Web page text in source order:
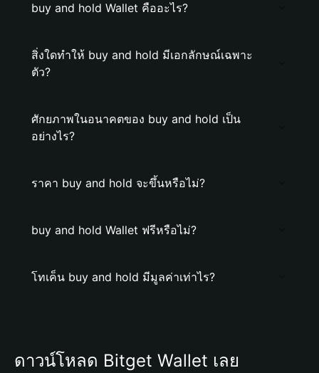
buy and hold Wallet คืออะไร?
สิ่งใดทำให้ buy and hold มีเอกลักษณ์เฉพาะ
ตัว?
ศักยภาพในอนาคตของ buy and hold เป็น
อย่างไร?
ราคา buy and hold จะขึ้นหรือไม่?
buy and hold Wallet ฟรีหรือไม่?
โทเค็น buy and hold มีมูลค่าเท่าไร?
ดาวน์โหลด Bitget Wallet เลย